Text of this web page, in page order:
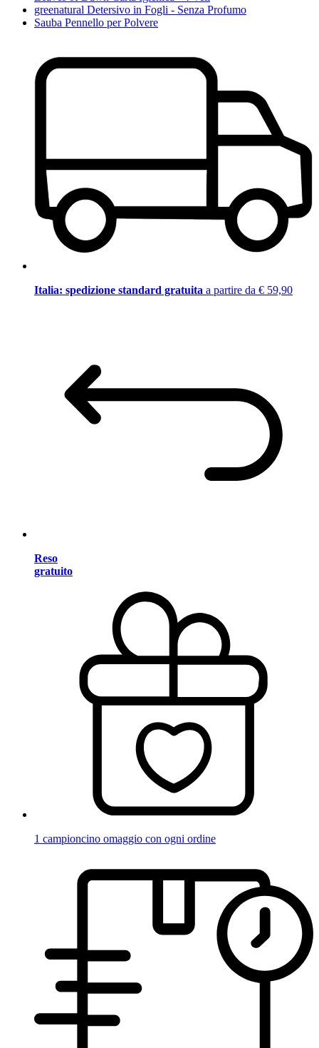
greenatural Detersivo in Fogli - Senza Profumo
Sauba Pennello per Polvere
Italia: spedizione standard gratuita a partire da € 59,90
Reso
gratuito
1 campioncino omaggio con ogni ordine